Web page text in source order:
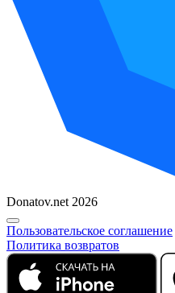
Donatov.net 2026
Пользовательское соглашение
Политика возвратов